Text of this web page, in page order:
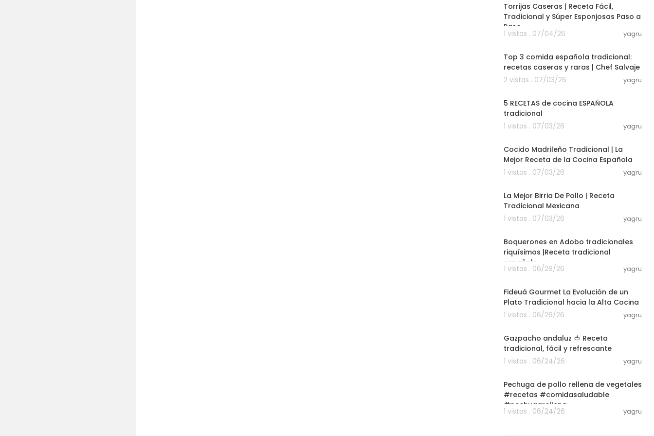
Torrijas Caseras | Receta Fácil,
Tradicional y Súper Esponjosas Paso a
Paso
1 vistas . 07/04/26 yagru
Top 3 comida española tradicional:
recetas caseras y raras | Chef Salvaje
2 vistas . 07/03/26
yagru
5 RECETAS de cocina ESPAÑOLA
tradicional
1 vistas . 07/03/26
yagru
Cocido Madrileño Tradicional | La
Mejor Receta de la Cocina Española
1 vistas . 07/03/26
yagru
La Mejor Birria De Pollo | Receta
Tradicional Mexicana
1 vistas . 07/03/26
yagru
Boquerones en Adobo tradicionales
riquísimos |Receta tradicional
española
1 vistas . 06/28/26 yagru
Fideuá Gourmet La Evolución de un
Plato Tradicional hacia la Alta Cocina
1 vistas . 06/26/26
yagru
Gazpacho andaluz 🍅 Receta
tradicional, fácil y refrescante
1 vistas . 06/24/26
yagru
Pechuga de pollo rellena de vegetales
#recetas #comidasaludable
#pechugarellena
1 vistas . 06/24/26 yagru